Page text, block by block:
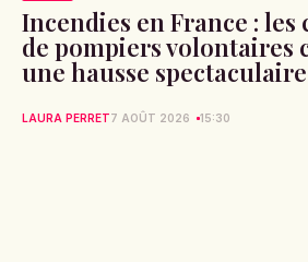
Incendies en France :
de pompiers volontaires
une hausse spectaculaire
LAURA PERRET7 AOÛT 2026 15:30